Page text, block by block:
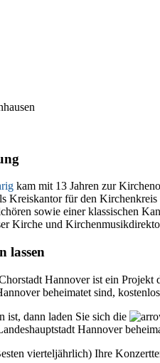
kam mit 13 Jahren zur
Kreiskantor für den
sowie einer klassischen
Kirche und
lassen
Hannover ist ein
beheimatet sind,
ist, dann laden Sie sich die
Hannover
vierteljährlich) Ihre